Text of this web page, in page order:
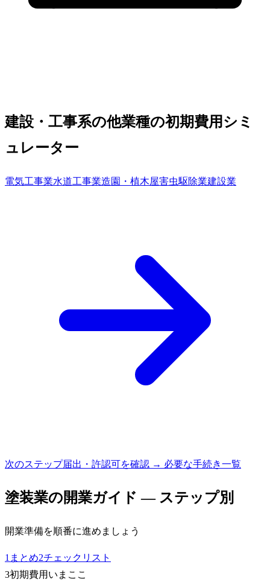
建設・工事系の他業種の初期費用シミ
ュレーター
電気工事業水道工事業造園・植木屋害虫駆除業建設業
次のステップ届出・許認可を確認 → 必要な手続き一覧
塗装業の開業ガイド — ステップ別
開業準備を順番に進めましょう
1 まとめ2チェックリスト
3初期費用 いまここ